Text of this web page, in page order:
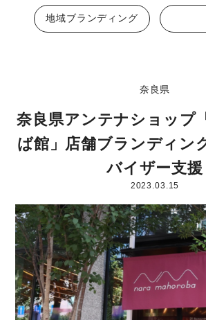
地域ブランディング
奈良県
奈良県アンテナショップ
ば館」店舗ブランディン
バイザー支援
2023.03.15